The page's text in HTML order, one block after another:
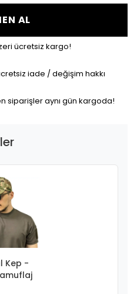
AL
ücretsiz kargo!
iade / değişim hakkı
siparişler aynı gün kargoda!
Kep -